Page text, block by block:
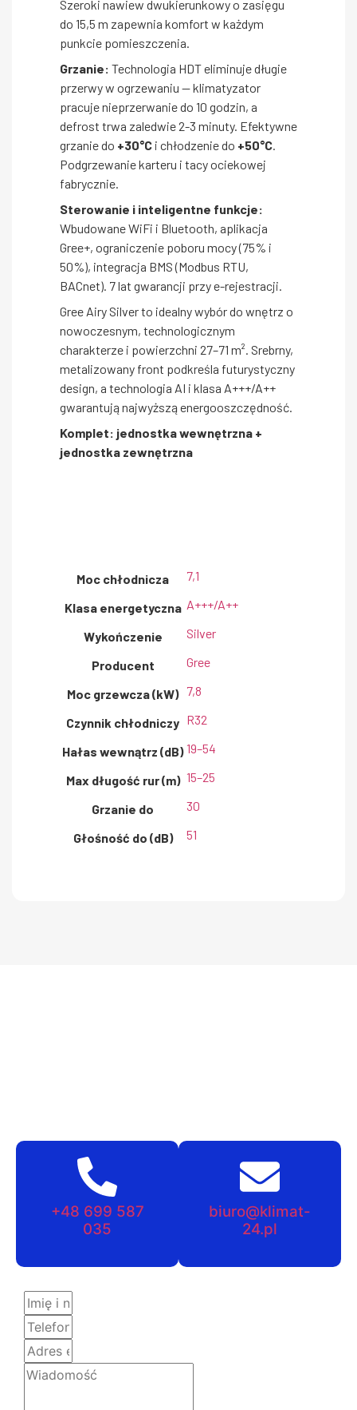
Szeroki nawiew dwukierunkowy o zasięgu
do 15,5 m zapewnia komfort w każdym
punkcie pomieszczenia.
Grzanie: Technologia HDT eliminuje długie
przerwy w ogrzewaniu — klimatyzator
pracuje nieprzerwanie do 10 godzin, a
defrost trwa zaledwie 2-3 minuty. Efektywne
grzanie do +30°C i chłodzenie do +50°C
Podgrzewanie karteru i tacy ociekowej
fabrycznie.
Sterowanie i inteligentne funkcje:
Wbudowane WiFi i Bluetooth, aplikacja
Gree+, ograniczenie poboru mocy (75% i
50%), integracja BMS (Modbus RTU,
BACnet). 7 lat gwarancji przy e-rejestracji.
Gree Airy Silver to idealny wybór do wnętrz o
nowoczesnym, technologicznym
charakterze i powierzchni 27–71 m². Srebrny,
metalizowany front podkreśla futurystyczny
design, a technologia AI i klasa A+++/A++
gwarantują najwyższą energooszczędność.
Komplet: jednostka wewnętrzna +
jednostka zewnętrzna
Moc chłodnicza 7,1
Klasa energetyczna A+++/A++
Wykończenie Silver
Producent Gree
Moc grzewcza (kW) 7,8
Czynnik chłodniczy R32
Hałas wewnątrz (dB) 19–54
Max długość rur (m) 15–25
Grzanie do 30
Głośność do (dB) 51
+48 699 587
035
biuro@klimat-
24.pl